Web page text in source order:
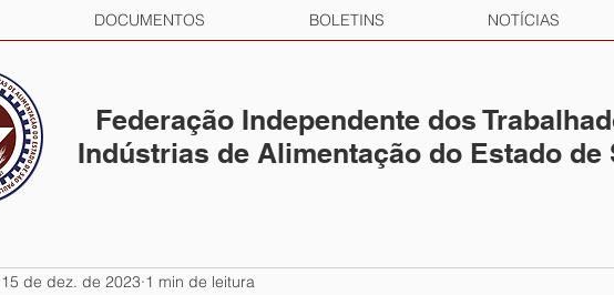
DOCUMENTOS BOLETINS NOTÍCIAS
Federação Independente dos
Indústrias de Alimentação do Estado de
15 de dez. de 2023 1 min de leitura